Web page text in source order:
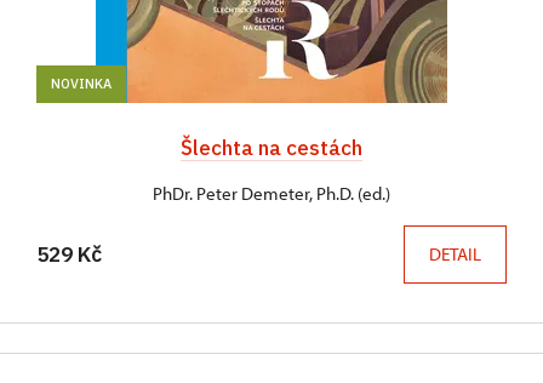
NOVINKA
Šlechta na cestách
PhDr. Peter Demeter, Ph.D. (ed.)
529 Kč DETAIL